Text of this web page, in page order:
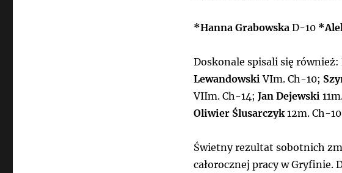
*Hanna Grabowska D-10
Doskonale spisali się również:
LewandowskiVIm. Ch-10;
VIIm. Ch-14; Jan Dejewski
Oliwier Ślusarczyk12m. Ch-
Świetny rezultat sobotnich
całorocznej pracy w Gryfinie.